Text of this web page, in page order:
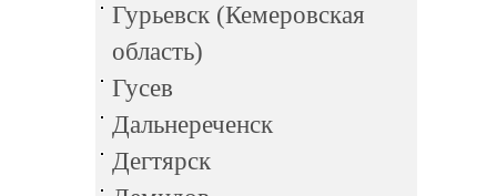
Гурьевск (Кемеровская
область)
Гусев
Дальнереченск
Дегтярск